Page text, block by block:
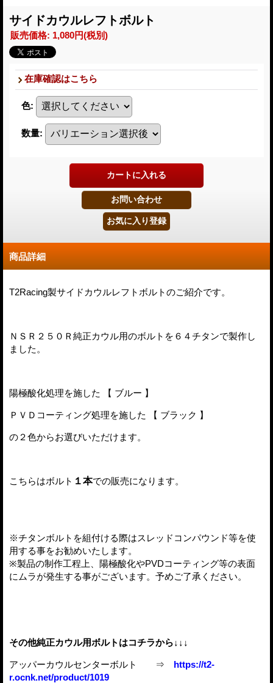
サイドカウルレフトボルト
販売価格: 1,080円(税別)
在庫確認はこちら
色:
数量:
商品詳細
T2Racing製サイドカウルレフトボルトのご紹介です。
ＮＳＲ２５０Ｒ純正カウル用のボルトを６４チタンで製作し
ました。
陽極酸化処理を施した 【 ブルー 】
ＰＶＤコーティング処理を施した 【 ブラック 】
の２色からお選びいただけます。
こちらはボルト １本での販売になります。
※チタンボルトを組付ける際はスレッドコンパウンド等を使
用する事をお勧めいたします。
※製品の制作工程上、陽極酸化やPVDコーティング等の表面
にムラが発生する事がございます。予めご了承ください。
その他純正カウル用ボルトはコチラから↓↓↓
アッパーカウルセンターボルト ⇒ https://t2-
r.ocnk.net/product/1019